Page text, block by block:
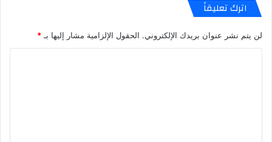
اترك تعليقاً
لن يتم نشر عنوان بريدك الإلكتروني. الحقول الإلزامية مشار إليها بـ *